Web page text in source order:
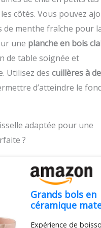
côtés. Vous pouvez
de menthe fraîche pour
une planche en bois
de table soignée et
Utilisez des cuillères à
d’atteindre le
adaptée pour une
?
Grands bols en
céramique
Expérience de